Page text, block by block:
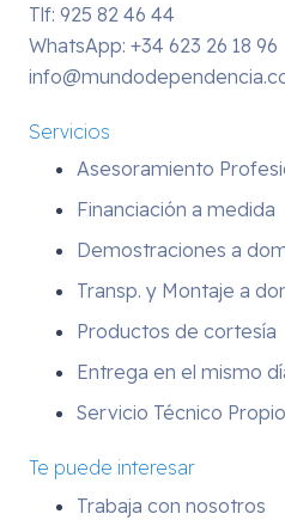
Tlf: 925 82 46 44
WhatsApp: +34 623 26 18 96
Servicios
Asesoramiento
Financiación a medida
Demostraciones a
Transp. y Montaje a
Productos de cortesía
Entrega en el mismo
Servicio Técnico Propio
Te puede interesar
Trabaja con nosotros